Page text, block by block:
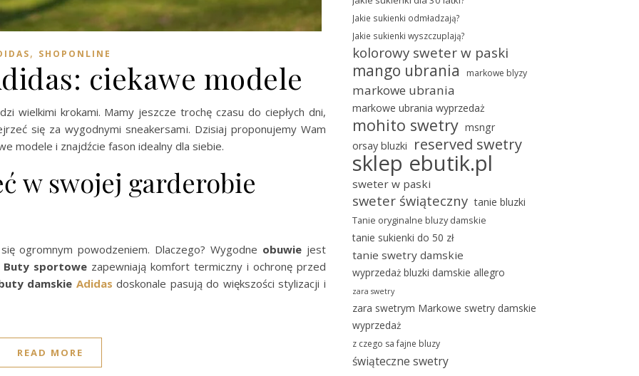
, SHOPONLINE
ciekawe modele
wielkimi krokami. Mamy jeszcze trochę czasu do ciepłych dni,
się za wygodnymi sneakersami. Dzisiaj proponujemy Wam
modele i znajdźcie fason idealny dla siebie.
w swojej garderobie
ogromnym powodzeniem. Dlaczego? Wygodne obuwie jest
Buty sportowe zapewniają komfort termiczny i ochronę przed
damskie Adidas doskonale pasują do większości stylizacji i
READ MORE
Jakie sukienki odmładzają?
Jakie sukienki wyszczuplają?
kolorowy sweter w paski
mango ubrania markowe blyzy
markowe ubrania
markowe ubrania wyprzedaż
mohito swetry msngr
orsay bluzki
reserved swetry
sklep ebutik.pl
sweter w paski
sweter świąteczny tanie bluzki
Tanie oryginalne bluzy damskie
tanie sukienki do 50 zł
tanie swetry damskie
wyprzedaż bluzki damskie allegro
zara swetry
zara swetrym Markowe swetry damskie
wyprzedaż
z czego sa fajne bluzy
świąteczne swetry